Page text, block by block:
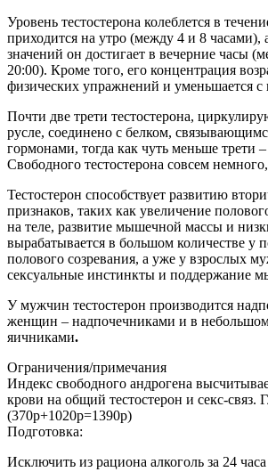
Уровень тестостерона колеблется в
приходится на утро (между 4 и 8
значений он достигает в вечерние часы
20:00). Кроме того, его концентрация
физических упражнений и уменьшается с
Почти две трети тестостерона,
русле, соединено с белком,
гормонами, тогда как чуть меньше трети
Свободного тестостерона совсем
Тестостерон способствует развитию
признаков, таких как увеличение
на теле, развитие мышечной массы и
вырабатывается в большом количестве у
полового созревания, а уже у взрослых
сексуальные инстинкты и поддержание
У мужчин тестостерон производится
женщин – надпочечниками и в небольшом
яичниками.
Ограничения/примечания
Индекс свободного андрогена
крови на общий тестостерон и секс-связ.
(370р+1020р=1390р)
Подготовка:
Исключить из рациона алкоголь за 24